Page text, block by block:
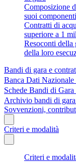
Composizione
suoi componenti
Contratti di
superiore a 1
Resoconti della
della loro
Bandi di gara e
Banca Dati
Schede Bandi di Gara
Archivio bandi di
Sovvenzioni,
Criteri e modalità
Criteri e